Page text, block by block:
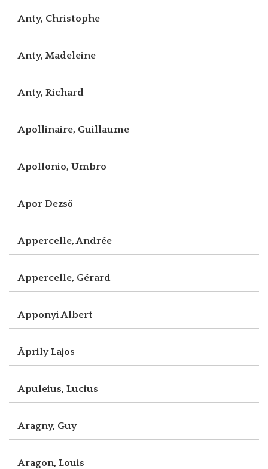
Anty, Christophe
Anty, Madeleine
Anty, Richard
Apollinaire, Guillaume
Apollonio, Umbro
Apor Dezső
Appercelle, Andrée
Appercelle, Gérard
Apponyi Albert
Áprily Lajos
Apuleius, Lucius
Aragny, Guy
Aragon, Louis